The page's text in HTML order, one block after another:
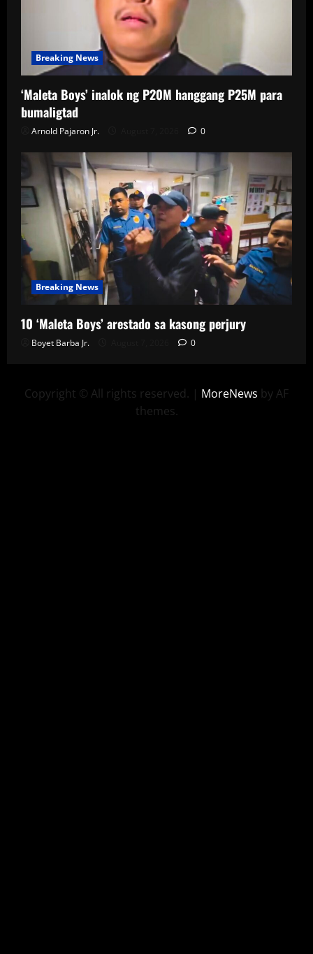
Breaking News
‘Maleta Boys’ inalok ng P20M hanggang P25M para
bumaligtad
Arnold Pajaron Jr. 0
Breaking News
10 ‘Maleta Boys’ arestado sa kasong perjury
Boyet Barba Jr. 0
Copyright © All rights reserved. | MoreNews by AF
themes.